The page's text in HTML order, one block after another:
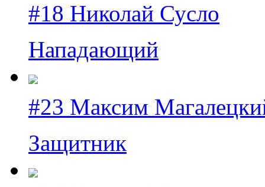
#18 Николай Сусло
Нападающий
#23 Максим
Защитник